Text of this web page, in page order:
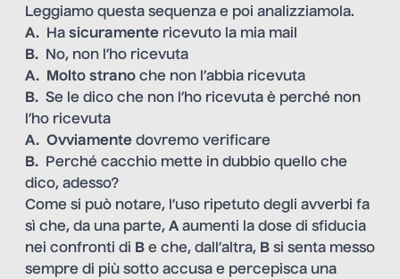
Leggiamo questa sequenza e poi analizziamola.
A. Ha sicuramente ricevuto la mia mail
B. No, non l’ho ricevuta
A. Molto strano che non l’abbia ricevuta
B. Se le dico che non l’ho ricevuta è perché non
l’ho ricevuta
A. Ovviamente dovremo verificare
B. Perché cacchio mette in dubbio quello che
dico, adesso?
Come si può notare, l’uso ripetuto degli avverbi fa
sì che, da una parte, A aumenti la dose di sfiducia
nei confronti di B e che, dall’altra, B si senta messo
sempre di più sotto accusa e percepisca una